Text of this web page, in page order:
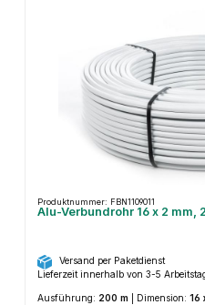
Produktnummer: FBN1109011
Alu-Verbundrohr 16 x 2 mm,
Versand per Paketdienst
Lieferzeit innerhalb von 3-5
Ausführung: 200 m Dimension: 16